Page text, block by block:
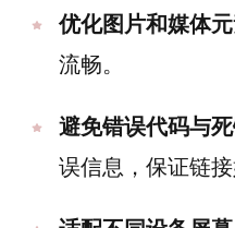
优化图片和媒体
流畅。
避免错误代码与
误信息，保证链接